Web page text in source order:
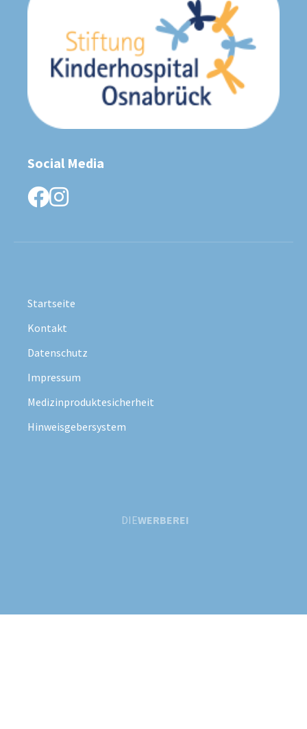
Social Media
facebook
Startseite
Kontakt
Datenschutz
Impressum
Medizinproduktesicherheit
Hinweisgebersystem
DIEWERBEREI